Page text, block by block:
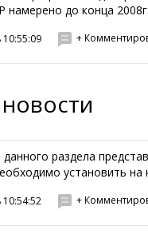
до конца
10:55:09 +
раздела
установить
10:54:52 +